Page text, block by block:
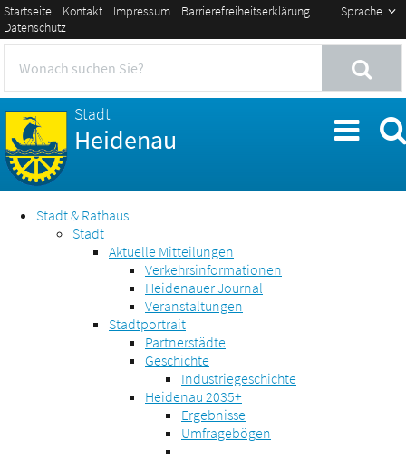
Sprache
Startseite Kontakt Impressum
Barrierefreiheitserklärung
Datenschutz
Stadt
Heidenau
Stadt & Rathaus
Stadt
Aktuelle Mitteilungen
Verkehrsinformationen
Heidenauer Journal
Veranstaltungen
Stadtportrait
Partnerstädte
Geschichte
Industriegeschichte
Heidenau 2035+
Ergebnisse
Umfragebögen